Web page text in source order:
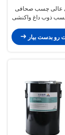
عالی چسب صحافی
ذوب داغ واکنشی
رو بدست بیار